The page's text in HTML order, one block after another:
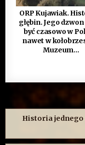
ORP Kujawiak.
głębin. Jego
być czasowo w
nawet w
Muzeum…
Nawigacja
wpisu
Historia jednego